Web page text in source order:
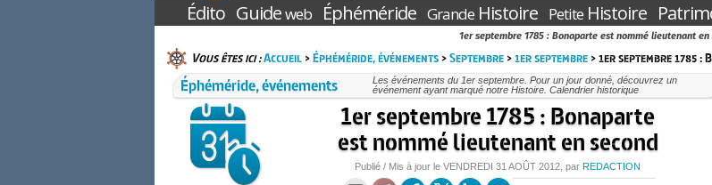
Édito Guideweb Éphéméride GrandeHistoire PetiteHistoire
1er septembre 1785 : Bonaparte est nommé lieutenant en
Vous êtes ici :Accueil>Éphéméride, événements>Septembre>1er septembre> 1er septembre 1785 :
Éphéméride, événements
Les événements du 1er septembre. Pour un jour donné, découvrez un
événement ayant marqué notre Histoire. Calendrier historique
1er septembre 1785 : Bonaparte
est nommé lieutenant en second
Publié / Mis à jour le VENDREDI 31 AOÛT 2012 , par REDACTION